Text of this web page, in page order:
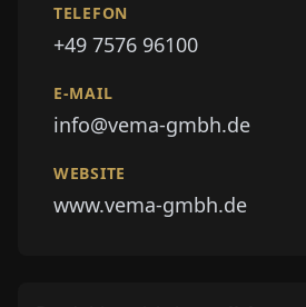
TELEFON
+49 7576 96100
E-MAIL
info@vema-gmbh.de
WEBSITE
www.vema-gmbh.de